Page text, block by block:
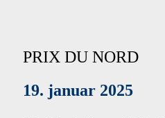
PRIX DU NORD
19. januar 2025